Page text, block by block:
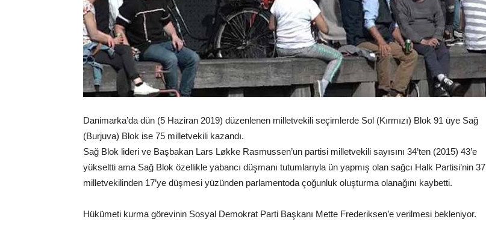
Danimarka’da dün (5 Haziran 2019) düzenlenen milletvekili seçimlerde Sol (Kırmızı) Blok 91 üye Sağ
(Burjuva) Blok ise 75 milletvekili kazandı.
Sağ Blok lideri ve Başbakan Lars Løkke Rasmussen’un partisi milletvekili sayısını 34’ten (2015) 43’e
yükseltti ama Sağ Blok özellikle yabancı düşmanı tutumlarıyla ün yapmış olan sağcı Halk Partisi’nin 37
milletvekilinden 17’ye düşmesi yüzünden parlamentoda çoğunluk oluşturma olanağını kaybetti.
Hükümeti kurma görevinin Sosyal Demokrat Parti Başkanı Mette Frederiksen’e verilmesi bekleniyor.